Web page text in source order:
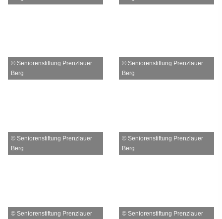
© Seniorenstiftung Prenzlauer
Berg
© Seniorenstiftung Prenzlauer
Berg
© Seniorenstiftung Prenzlauer
Berg
© Seniorenstiftung Prenzlauer
Berg
© Seniorenstiftung Prenzlauer
© Seniorenstiftung Prenzlauer